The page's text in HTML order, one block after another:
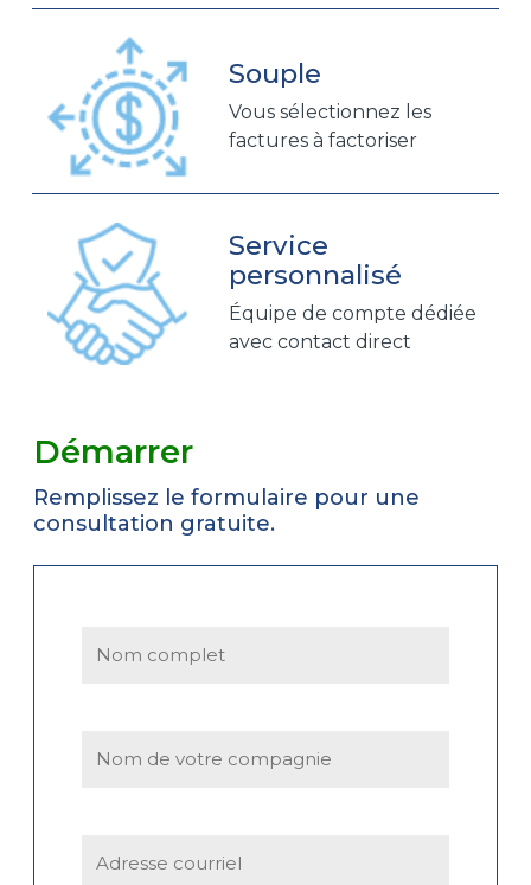
Souple
Vous sélectionnez les
factures à factoriser
Service
personnalisé
Équipe de compte dédiée
avec contact direct
Démarrer
Remplissez le formulaire pour une
consultation gratuite.